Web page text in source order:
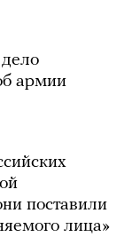
армии
поставили
лица»